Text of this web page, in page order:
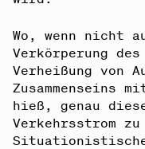
Wo, wenn nicht
Verkörperung
Verheißung von
Zusammenseins
hieß, genau
Verkehrsstrom